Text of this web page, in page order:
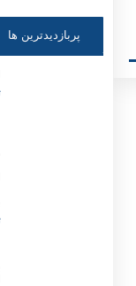
پربازدیدترین ها